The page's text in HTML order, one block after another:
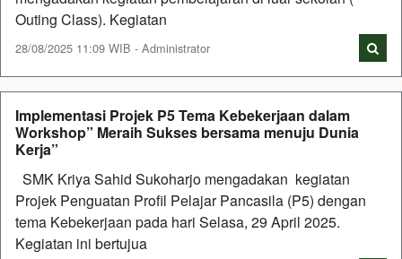
Outing Class). Kegiatan
28/08/2025 11:09 WIB - Administrator
Implementasi Projek P5 Tema Kebekerjaan dalam
Workshop” Meraih Sukses bersama menuju Dunia
Kerja”
SMK Kriya Sahid Sukoharjo mengadakan kegiatan
Projek Penguatan Profil Pelajar Pancasila (P5) dengan
tema Kebekerjaan pada hari Selasa, 29 April 2025.
Kegiatan ini bertujua